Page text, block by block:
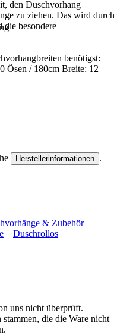
den Duschvorhang
zu ziehen. Das wird durch
die besondere
benötigst:
Ösen / 180cm Breite: 12
Herstellerinformationen .
& Zubehör
Duschrollos
uns nicht überprüft.
die die Ware nicht